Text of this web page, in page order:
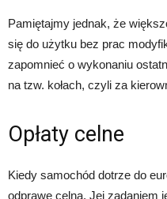
Pamiętajmy jednak, że
się do użytku bez prac
zapomnieć o wykonaniu
na tzw. kołach, czyli za
Opłaty celne
Kiedy samochód dotrze do
odprawę celną. Jej zadaniem